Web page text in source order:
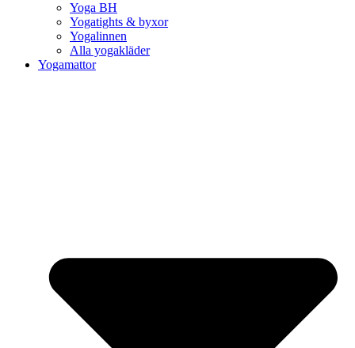
Yoga BH
Yogatights & byxor
Yogalinnen
Alla yogakläder
Yogamattor